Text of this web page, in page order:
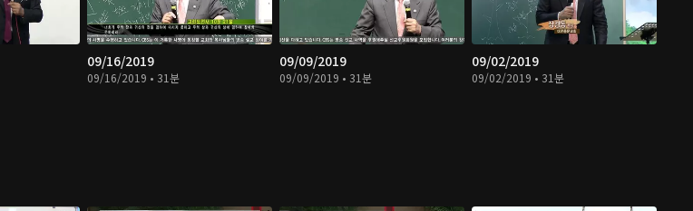
09/16/2019
09/16/2019 • 31분
09/09/2019
09/09/2019 • 31분
09/02/2019
09/02/2019 • 31분